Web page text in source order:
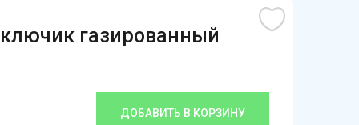
газированный
ДОБАВИТЬ В КОРЗИНУ